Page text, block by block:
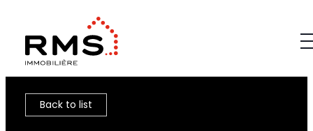
Back to list